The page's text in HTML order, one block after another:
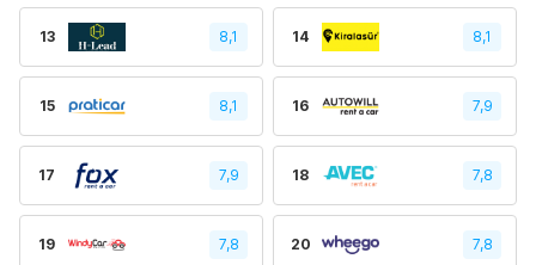
13 8,1 14 8,1
15 8,1 16 7,9
17 7,9 18 7,8
19 7,8 20 7,8